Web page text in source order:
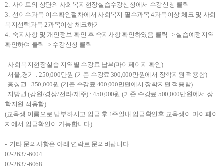
2. 사이트의 상단의 사회복지현장실습수강신청에서 수강신청 클릭
3. 선이수과목 이수확인절차에서 사회복지 필수과목 4과목이상 체크 및 사회
복지선택과목 2과목이상 체크하기
4. 숙지사항 및 개인정보 확인 후 숙지사항 확인하였음 클릭 -> 실습예정지역
확인하여 클릭 -> 수강신청 클릭
- 사회복지현장실습 지역별 수강료 납부(마이페이지 확인)
서울,경기 : 250,000만원 (기존 수강료 300,000만원에서 장학지원 적용함)
충청권 : 350,000원 (기존 수강료 400,000만원에서 장학지원 적용함)
지방권 (강원/경상/전라/제주) : 450,000원 (기존 수강료 500,000만원에서 장
학지원 적용함)
(교육생 이름으로 납부하시고 입금 후 1주일내 입금확인후 교육생이 마이페이
지에서 입금확인이 가능합니다)
- 기타 문의사항은 아래 연락로 문의바랍니다.
02-2637-6004
02-2637-6068